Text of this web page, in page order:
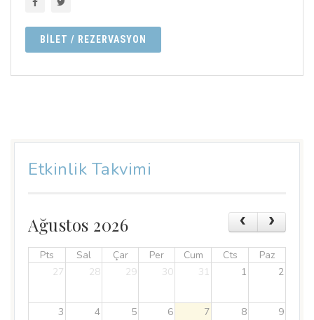
BİLET / REZERVASYON
Etkinlik Takvimi
Ağustos 2026
Pts Sal Çar Per Cum Cts
Paz
27
28 29 30 31 1 2
3 4 5 6 7 8 9